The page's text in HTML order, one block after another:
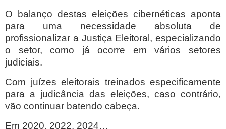
O balanço destas eleições cibernéticas aponta
para uma necessidade absoluta de
profissionalizar a Justiça Eleitoral, especializando
o setor, como já ocorre em vários setores
judiciais.
Com juízes eleitorais treinados especificamente
para a judicância das eleições, caso contrário,
vão continuar batendo cabeça.
Em 2020, 2022, 2024…